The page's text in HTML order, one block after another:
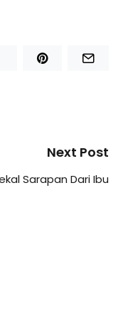
Next Post
Sarapan Dari Ibu